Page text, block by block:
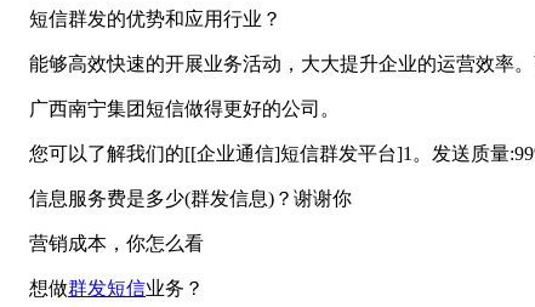
短信群发的优势和应用行业？
能够高效快速的开展业务活动，大大提升企业的运营效率
广西南宁集团短信做得更好的公司。
您可以了解我们的[[企业通信]短信群发平台]1。发送质量
信息服务费是多少(群发信息)？谢谢你
营销成本，你怎么看
想做群发短信业务？